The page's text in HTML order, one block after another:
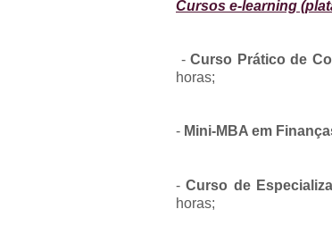
Cursos e-learning
-Curso Prático de
horas;
- Mini-MBA em
-Curso de
horas;